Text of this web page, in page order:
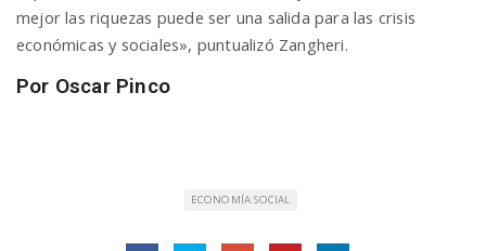
mejor las riquezas puede ser una salida para las crisis
económicas y sociales», puntualizó Zangheri.
Por Oscar Pinco
ECONOMÍA SOCIAL